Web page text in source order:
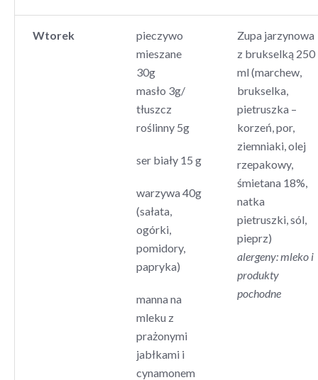
Wtorek
pieczywo
mieszane
30g
masło 3g/
tłuszcz
roślinny 5g
ser biały 15 g
warzywa 40g
(sałata,
ogórki,
pomidory,
papryka)
manna na
mleku z
prażonymi
jabłkami i
cynamonem
Zupa jarzynowa
z brukselką 250
ml (marchew,
brukselka,
pietruszka –
korzeń, por,
ziemniaki, olej
rzepakowy,
śmietana 18%,
natka
pietruszki, sól,
pieprz)
alergeny: mleko i
produkty
pochodne